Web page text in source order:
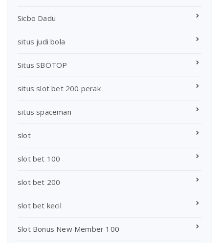
Sicbo Dadu
situs judi bola
Situs SBOTOP
situs slot bet 200 perak
situs spaceman
slot
slot bet 100
slot bet 200
slot bet kecil
Slot Bonus New Member 100